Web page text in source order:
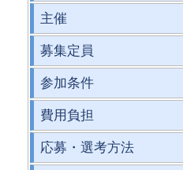
主催
募集定員
参加条件
費用負担
応募・選考方法